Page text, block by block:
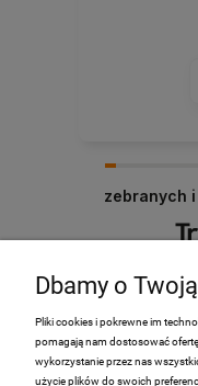
zebranych
Dbamy o
Pliki cookies i pokrewne im
pomagają nam dostosować
wykorzystanie przez nas
użycie plików do swoich